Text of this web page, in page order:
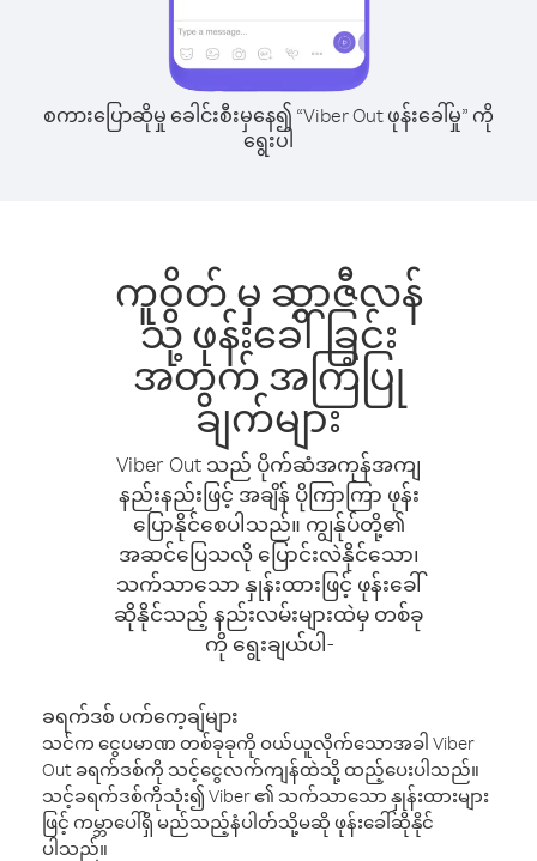
စကားပြောဆိုမှု ခေါင်းစီးမှနေ၍ “Viber Out ဖုန်းခေါ်မှု” ကို
ရွေးပါ
ကူဝိတ် မှ ဆွာဇီလန်
သို့ ဖုန်းခေါ်ခြင်း
အတွက် အကြံပြု
ချက်များ
Viber Out သည် ပိုက်ဆံအကုန်အကျ
နည်းနည်းဖြင့် အချိန် ပိုကြာကြာ ဖုန်း
ပြောနိုင်စေပါသည်။ ကျွန်ုပ်တို့၏
အဆင်ပြေသလို ပြောင်းလဲနိုင်သော၊
သက်သာသော နှုန်းထားဖြင့် ဖုန်းခေါ်
ဆိုနိုင်သည့် နည်းလမ်းများထဲမှ တစ်ခု
ကို ရွေးချယ်ပါ-
ခရက်ဒစ် ပက်ကေ့ချ်များ
သင်က ငွေပမာဏ တစ်ခုခုကို ဝယ်ယူလိုက်သောအခါ Viber
Out ခရက်ဒစ်ကို သင့်ငွေလက်ကျန်ထဲသို့ ထည့်ပေးပါသည်။
သင့်ခရက်ဒစ်ကိုသုံး၍ Viber ၏ သက်သာသော နှုန်းထားများ
ဖြင့် ကမ္ဘာပေါ်ရှိ မည်သည့်နံပါတ်သို့မဆို ဖုန်းခေါ်ဆိုနိုင်
ပါသည်။